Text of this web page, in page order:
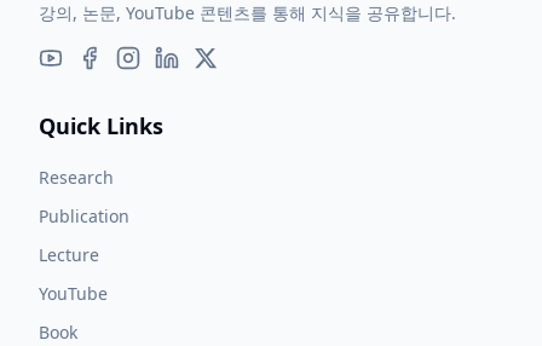
강의, 논문, YouTube 콘텐츠를 통해 지식을 공유합니다.
Quick Links
Research
Publication
Lecture
YouTube
Book